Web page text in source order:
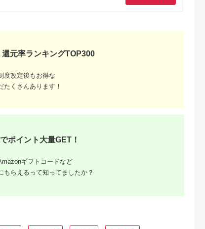
5.0 5.0
元率ランキングTOP300
度改定後もお得な
たくさんあります！
ポイント大量GET！
ギフトコードなど
もらえるって知ってましたか？